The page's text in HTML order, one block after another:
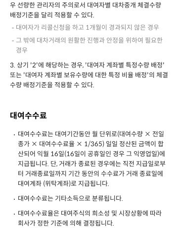
우 선량한 관리자의 주의로서 대여자별 대차중개 체결수량
배정기준을 달리 적용할 수 있다.
대여자가 리콜신청을 하고 1개월이 경과되지 않은 경우
그 밖에 대차거래의 원활한 진행과 안정을 위하여 필요한
경우
3. 상기 '2'에 해당하는 경우, '대여자 계좌별 특정수량 배정'
또는 '대여자 계좌별 보유수량에 대한 특정 비율 배정'의 체결
수량 배정기준을 적용할 수 있다.
대여수수료
대여수수료는 대여기간동안 월 단위로(대여수량 × 전일
종가 × 대여수수료율 × 1/365) 일일 정산된 금액이 합
산되어 익월 16일(16일이 공휴일인 경우 그 익영업일)에
지급됩니다. 단, 거래가 종료된 경우에는 직전 지급일로부
터 거래종료일까지 기간 동안의 수수료가 거래 종료일에
대여계좌 (위탁계좌)로 지급됩니다.
대여수수료는 기타소득으로 분류됩니다.
대여수수료율은 대여주식의 희소성 및 시장상황에 따라
회사가 정한 기준에 의해 결정됩니다.